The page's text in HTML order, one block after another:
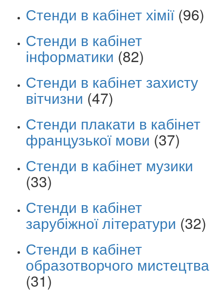
Стенди в кабінет хімії (96)
Стенди в кабінет
інформатики (82)
Стенди в кабінет захисту
вітчизни (47)
Стенди плакати в кабінет
французької мови (37)
Стенди в кабінет музики
(33)
Стенди в кабінет
зарубіжної літератури (32)
Стенди в кабінет
образотворчого мистецтва
(31)